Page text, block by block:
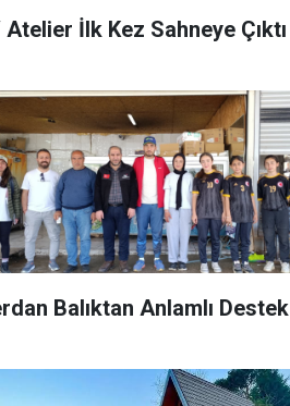
Atelier İlk Kez Sahneye Çıktı
Balıktan Anlamlı Destek